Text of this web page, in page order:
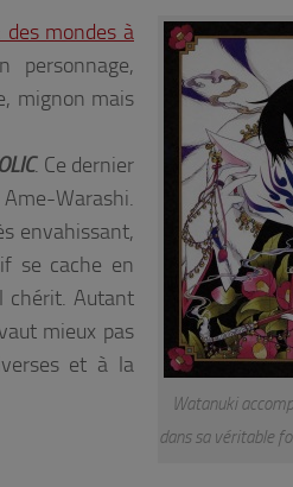
Watanuki
dans sa véritable
des mondes à
personnage,
mignon mais
. Ce dernier
Warashi.
envahissant,
se cache en
chérit. Autant
mieux pas
et à la